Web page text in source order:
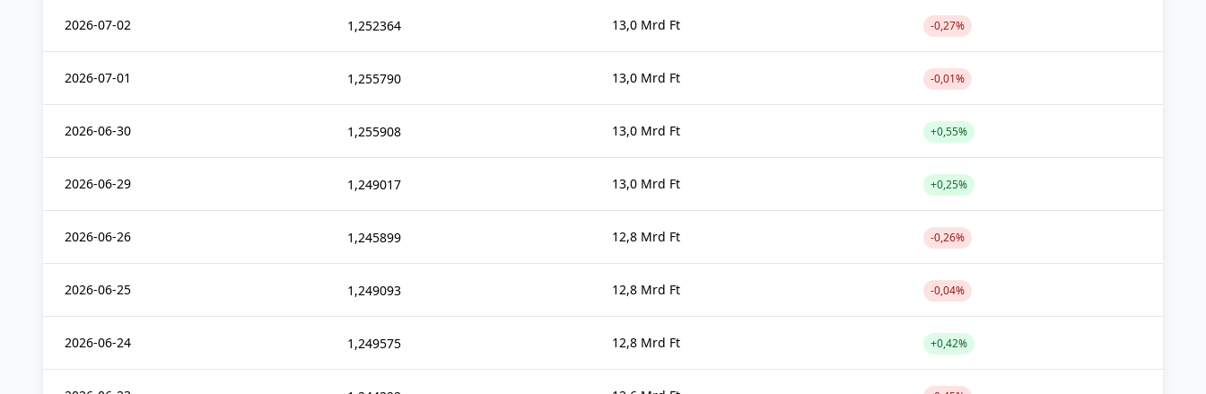
2026-07-02 1,252364 13,0 Mrd Ft -0,27%
2026-07-01 1,255790 13,0 Mrd Ft -0,01%
2026-06-30 1,255908 13,0 Mrd Ft +0,55%
2026-06-29 1,249017 13,0 Mrd Ft +0,25%
2026-06-26 1,245899 12,8 Mrd Ft -0,26%
2026-06-25 1,249093 12,8 Mrd Ft -0,04%
2026-06-24 1,249575 12,8 Mrd Ft +0,42%